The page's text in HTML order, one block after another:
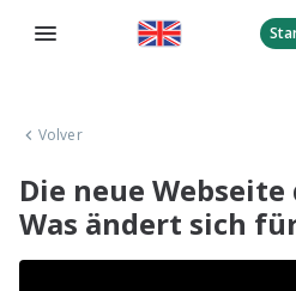
Volver
Die neue
Was ändert sich